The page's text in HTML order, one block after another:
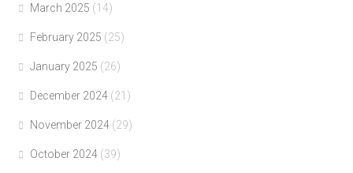
March 2025 (14)
February 2025 (25)
January 2025 (26)
December 2024 (21)
November 2024 (29)
October 2024 (39)